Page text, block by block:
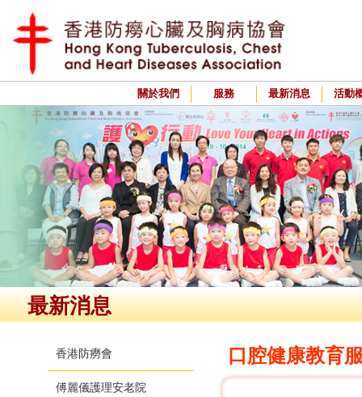
關於我們 服務 最新消息 活動
最新消息
香港防癆會
傅麗儀護理安老院
口腔健康教育